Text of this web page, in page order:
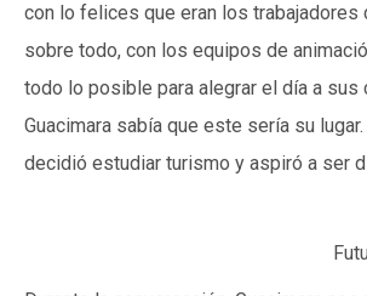
con lo felices que eran los
sobre todo, con los equipos de
todo lo posible para alegrar el día a sus
Guacimara sabía que este sería su
decidió estudiar turismo y aspiró a ser